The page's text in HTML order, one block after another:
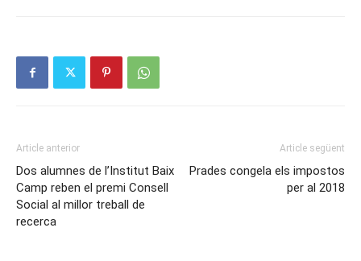
Article anterior
Dos alumnes de l’Institut Baix
Camp reben el premi Consell
Social al millor treball de
recerca
Article següent
Prades congela els impostos
per al 2018